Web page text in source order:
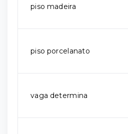
piso madeira
piso porcelanato
vaga determina